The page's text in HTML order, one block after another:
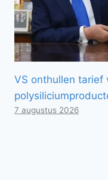
VS onthullen tarief
7 augustus 2026